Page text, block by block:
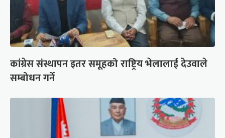
कांग्रेस संस्थापन इतर समूहको राष्ट्रिय भेलालाई देउवाले
सम्बोधन गर्ने